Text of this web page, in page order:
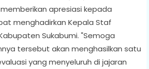
memberikan apresiasi kepada
menghadirkan Kepala Staf
Sukabumi. "Semoga
tersebut akan menghasilkan satu
yang menyeluruh di jajaran